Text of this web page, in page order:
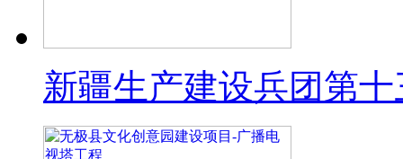
新疆生产建设兵团第